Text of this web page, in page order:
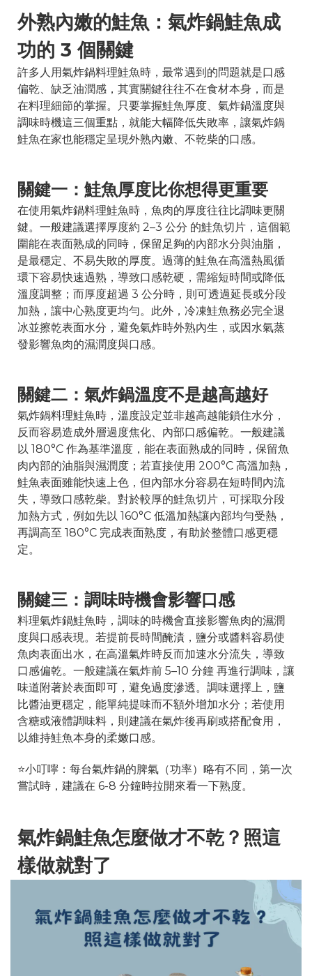
外熟內嫩的鮭魚：氣炸鍋鮭魚成
功的 3 個關鍵
許多人用氣炸鍋料理鮭魚時，最常遇到的問題就是口感
偏乾、缺乏油潤感，其實關鍵往往不在食材本身，而是
在料理細節的掌握。只要掌握鮭魚厚度、氣炸鍋溫度與
調味時機這三個重點，就能大幅降低失敗率，讓氣炸鍋
鮭魚在家也能穩定呈現外熟內嫩、不乾柴的口感。
關鍵一：鮭魚厚度比你想得更重要
在使用氣炸鍋料理鮭魚時，魚肉的厚度往往比調味更關
鍵。一般建議選擇厚度約 2–3 公分 的鮭魚切片，這個範
圍能在表面熟成的同時，保留足夠的內部水分與油脂，
是最穩定、不易失敗的厚度。過薄的鮭魚在高溫熱風循
環下容易快速過熟，導致口感乾硬，需縮短時間或降低
溫度調整；而厚度超過 3 公分時，則可透過延長或分段
加熱，讓中心熟度更均勻。此外，冷凍鮭魚務必完全退
冰並擦乾表面水分，避免氣炸時外熟內生，或因水氣蒸
發影響魚肉的濕潤度與口感。
關鍵二：氣炸鍋溫度不是越高越好
氣炸鍋料理鮭魚時，溫度設定並非越高越能鎖住水分，
反而容易造成外層過度焦化、內部口感偏乾。一般建議
以 180°C 作為基準溫度，能在表面熟成的同時，保留魚
肉內部的油脂與濕潤度；若直接使用 200°C 高溫加熱，
鮭魚表面雖能快速上色，但內部水分容易在短時間內流
失，導致口感乾柴。對於較厚的鮭魚切片，可採取分段
加熱方式，例如先以 160°C 低溫加熱讓內部均勻受熱，
再調高至 180°C 完成表面熟度，有助於整體口感更穩
定。
關鍵三：調味時機會影響口感
料理氣炸鍋鮭魚時，調味的時機會直接影響魚肉的濕潤
度與口感表現。若提前長時間醃漬，鹽分或醬料容易使
魚肉表面出水，在高溫氣炸時反而加速水分流失，導致
口感偏乾。一般建議在氣炸前 5–10 分鐘 再進行調味，讓
味道附著於表面即可，避免過度滲透。調味選擇上，鹽
比醬油更穩定，能單純提味而不額外增加水分；若使用
含糖或液體調味料，則建議在氣炸後再刷或搭配食用，
以維持鮭魚本身的柔嫩口感。
⭐️小叮嚀：每台氣炸鍋的脾氣（功率）略有不同，第一次
嘗試時，建議在 6-8 分鐘時拉開來看一下熟度。
氣炸鍋鮭魚怎麼做才不乾？照這
樣做就對了